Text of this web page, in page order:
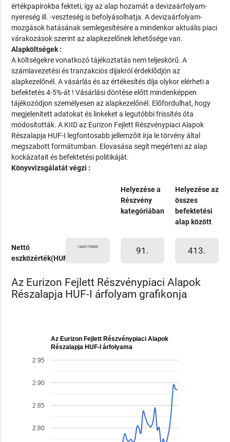
értékpapírokba fekteti, így az alap hozamát a devizaárfolyam-
nyereség ill. -veszteség is befolyásolhatja. A devizaárfolyam-
mozgások hatásának semlegesítésére a mindenkor aktuális piaci
várakozások szerint az alapkezelőnek lehetősége van.
Alapköltségek :
A költségekre vonatkozó tájékoztatás nem teljeskörű. A
számlavezetési és tranzakciós díjakról érdeklődjön az
alapkezelőnél. A vásárlás és az értékesítés díja olykor elérheti a
befektetés 4-5%-át ! Vásárlási döntése előtt mindenképpen
tájékozódjon személyesen az alapkezelőnél. Előfordulhat, hogy
megjelenített adatokat és linkeket a legutóbbi frissítés óta
módosították. A KIID az Eurizon Fejlett Részvénypiaci Alapok
Részalapja HUF-I legfontosabb jellemzőit írja le törvény által
megszabott formátumban. Elovasása segít megérteni az alap
kockázatait és befektetési politikáját.
Könyvvizsgálatát végzi :
Helyezése a
Részvény
kategóriában
Helyezése az
összes
befektetési
alap között
Nettó
eszközérték(HUF)
1443175000 91. 413.
Az Eurizon Fejlett Részvénypiaci Alapok
Részalapja HUF-I árfolyam grafikonja
Az Eurizon Fejlett Részvénypiaci Alapok
Részalapja HUF-I árfolyama
2.80
2.85
2.90
2.95